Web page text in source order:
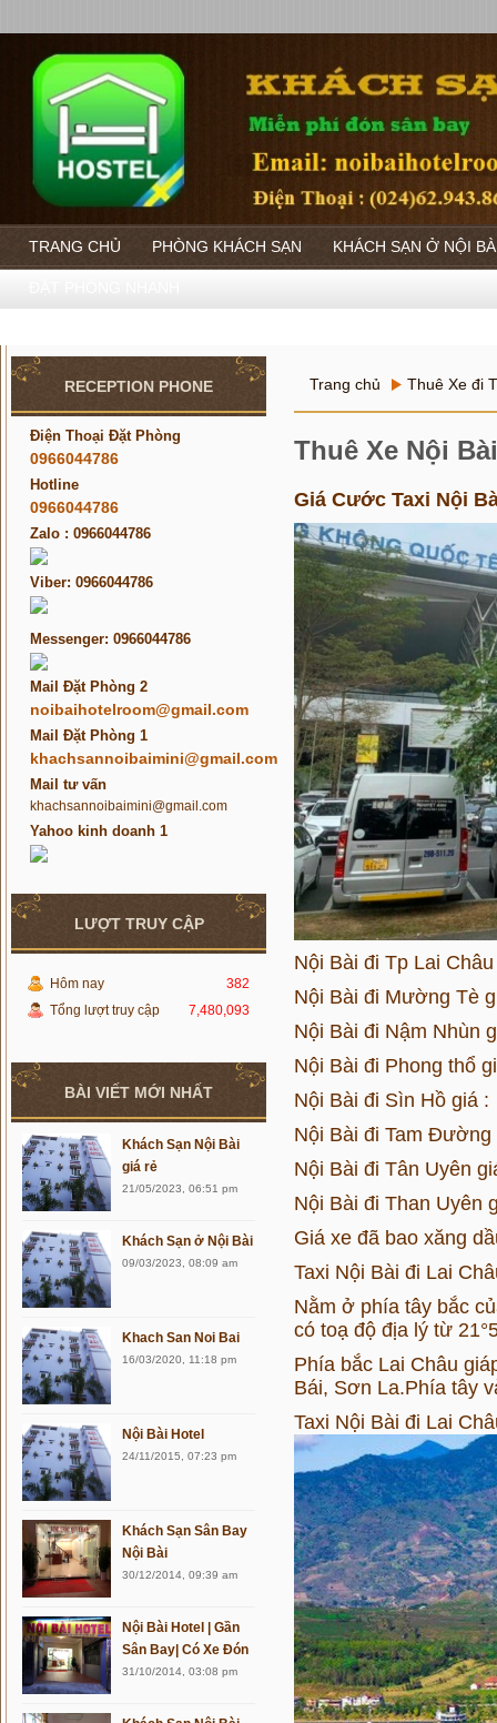
TRANG CHỦ PHÒNG KHÁCH SẠN KHÁCH SẠN Ở NỘI
RECEPTION PHONE
Điện Thoại Đặt Phòng
0966044786
Hotline
0966044786
Zalo : 0966044786
Viber: 0966044786
Messenger: 0966044786
Mail Đặt Phòng 2
noibaihotelroom@gmail.com
Mail Đặt Phòng 1
khachsannoibaimini@gmail.com
Mail tư vấn
khachsannoibaimini@gmail.com
Yahoo kinh doanh 1
LƯỢT TRUY CẬP
Hôm nay
382
Tổng lượt truy cập
7,480,093
BÀI VIẾT MỚI NHẤT
Khách Sạn Nội Bài
giá rẻ
21/05/2023, 06:51 pm
Khách Sạn ở Nội Bài
09/03/2023, 08:09 am
Khach San Noi Bai
16/03/2020, 11:18 pm
Nội Bài Hotel
24/11/2015, 07:23 pm
Khách Sạn Sân Bay
Nội Bài
30/12/2014, 09:39 am
Nội Bài Hotel | Gần
Sân Bay| Có Xe Đón
31/10/2014, 03:08 pm
Trang chủ Thuê Xe đi
Thuê Xe Nội
Giá Cước Taxi Nội
Nội Bài đi Tp Lai
Nội Bài đi Mường Tè
Nội Bài đi Nậm Nhùn
Nội Bài đi Phong thổ
Nội Bài đi Sìn Hồ giá
Nội Bài đi Tam Đường
Nội Bài đi Tân Uyên
Nội Bài đi Than Uyên
Giá xe đã bao xăng
Taxi Nội Bài đi Lai
Nằm ở phía tây bắc
có toạ độ địa lý từ
Phía bắc Lai Châu
Bái, Sơn La.Phía tây
Taxi Nội Bài đi Lai